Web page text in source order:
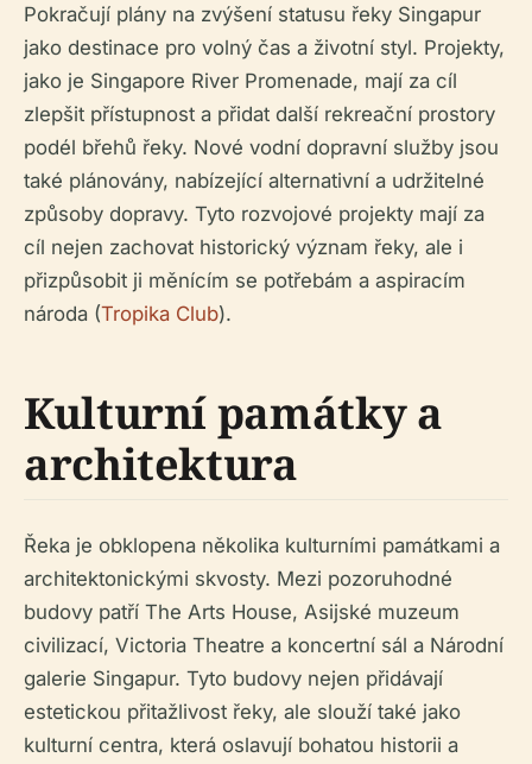
Pokračují plány na zvýšení statusu řeky Singapur
jako destinace pro volný čas a životní styl. Projekty,
jako je Singapore River Promenade, mají za cíl
zlepšit přístupnost a přidat další rekreační prostory
podél břehů řeky. Nové vodní dopravní služby jsou
také plánovány, nabízející alternativní a udržitelné
způsoby dopravy. Tyto rozvojové projekty mají za
cíl nejen zachovat historický význam řeky, ale i
přizpůsobit ji měnícím se potřebám a aspiracím
národa (Tropika Club).
Kulturní památky a
architektura
Řeka je obklopena několika kulturními památkami a
architektonickými skvosty. Mezi pozoruhodné
budovy patří The Arts House, Asijské muzeum
civilizací, Victoria Theatre a koncertní sál a Národní
galerie Singapur. Tyto budovy nejen přidávají
estetickou přitažlivost řeky, ale slouží také jako
kulturní centra, která oslavují bohatou historii a